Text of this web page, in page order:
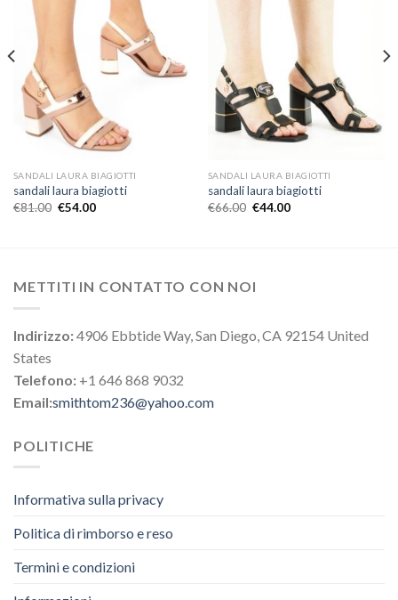
SANDALI LAURA BIAGIOTTI
sandali laura biagiotti
€81.00 €54.00
SANDALI LAURA BIAGIOTTI
sandali laura biagiotti
€66.00 €44.00
METTITI IN CONTATTO CON NOI
Indirizzo:4906 Ebbtide Way, San Diego, CA 92154 United
States
Telefono: +1 646 868 9032
Email:smithtom236@yahoo.com
POLITICHE
Informativa sulla privacy
Politica di rimborso e reso
Termini e condizioni